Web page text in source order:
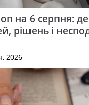
на 6 серпня:
рішень і
2026